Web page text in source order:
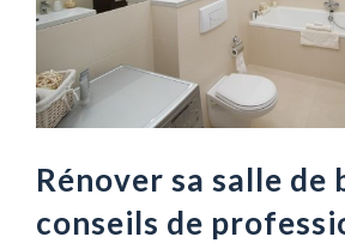
Rénover sa salle de
conseils de